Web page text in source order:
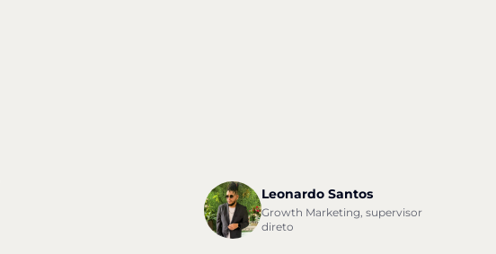
Leonardo Santos
Growth Marketing, supervisor
direto